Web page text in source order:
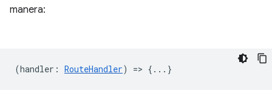
manera:
(handler : RouteHandler) => {...}